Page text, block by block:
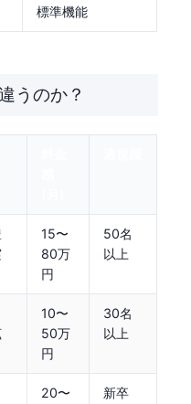
標準機能
うのか？
15〜
80万
円
50名
以上
10〜
50万
円
30名
以上
20〜 新卒